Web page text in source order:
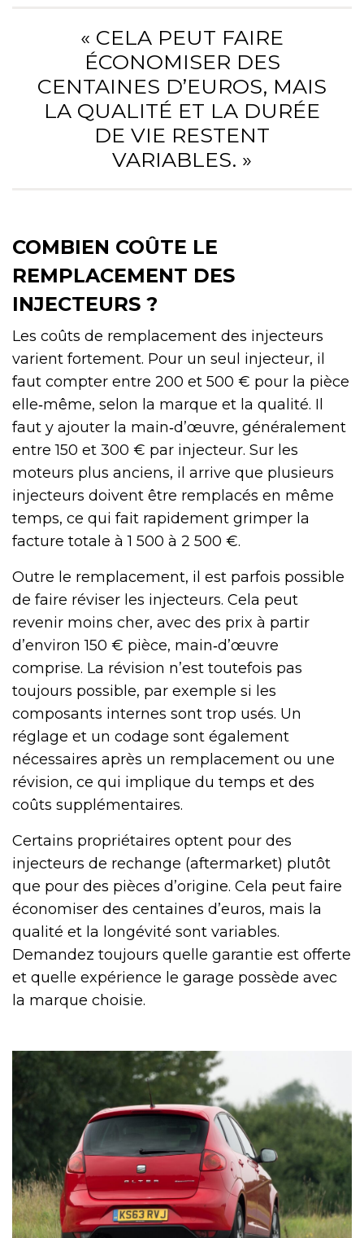
« CELA PEUT FAIRE
ÉCONOMISER DES
CENTAINES D’EUROS, MAIS
LA QUALITÉ ET LA DURÉE
DE VIE RESTENT
VARIABLES. »
COMBIEN COÛTE LE
REMPLACEMENT DES
INJECTEURS ?
Les coûts de remplacement des injecteurs
varient fortement. Pour un seul injecteur, il
faut compter entre 200 et 500 € pour la pièce
elle‑même, selon la marque et la qualité. Il
faut y ajouter la main‑d’œuvre, généralement
entre 150 et 300 € par injecteur. Sur les
moteurs plus anciens, il arrive que plusieurs
injecteurs doivent être remplacés en même
temps, ce qui fait rapidement grimper la
facture totale à 1 500 à 2 500 €.
Outre le remplacement, il est parfois possible
de faire réviser les injecteurs. Cela peut
revenir moins cher, avec des prix à partir
d’environ 150 € pièce, main‑d’œuvre
comprise. La révision n’est toutefois pas
toujours possible, par exemple si les
composants internes sont trop usés. Un
réglage et un codage sont également
nécessaires après un remplacement ou une
révision, ce qui implique du temps et des
coûts supplémentaires.
Certains propriétaires optent pour des
injecteurs de rechange (aftermarket) plutôt
que pour des pièces d’origine. Cela peut faire
économiser des centaines d’euros, mais la
qualité et la longévité sont variables.
Demandez toujours quelle garantie est offerte
et quelle expérience le garage possède avec
la marque choisie.